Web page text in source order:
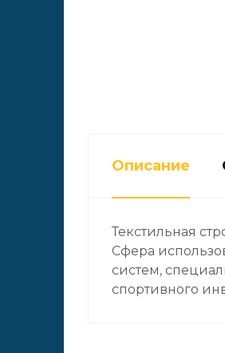
Описание
Текстильная
Сфера
систем,
спортивного